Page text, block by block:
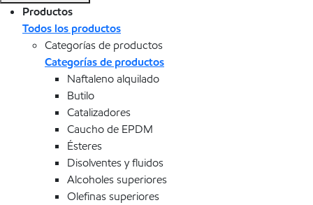
Productos
Todos los productos
Categorías de productos
Categorías de productos
Naftaleno alquilado
Butilo
Catalizadores
Caucho de EPDM
Ésteres
Disolventes y fluidos
Alcoholes superiores
Olefinas superiores